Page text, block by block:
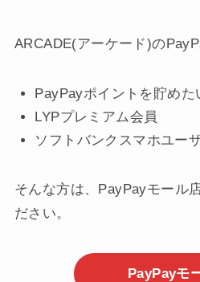
ARCADE(アーケード)の
PayPayポイントを貯めた
LYPプレミアム会員
ソフトバンクスマホユー
そんな方は、PayPayモール
ださい。
PayPayモ